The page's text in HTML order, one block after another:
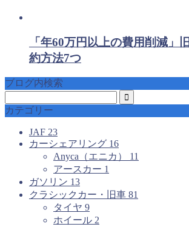
「年60万円以上の費用削減」
約方法7つ
ブログ内検索
カテゴリー
JAF 23
カーシェアリング 16
Anyca（エニカ） 11
アースカー 1
ガソリン 13
クラシックカー・旧車 81
タイヤ 9
ホイール 2